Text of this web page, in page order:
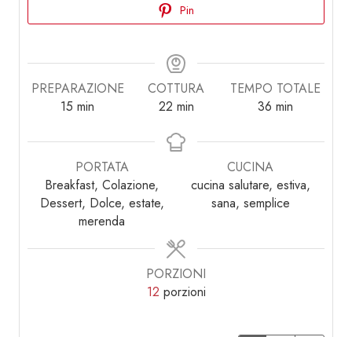
Pin
PREPARAZIONE
15minuti
min
COTTURA
22minuti
min
TEMPO TOTALE
36minuti
min
PORTATA
Breakfast, Colazione,
Dessert, Dolce, estate,
merenda
CUCINA
cucina salutare, estiva,
sana, semplice
PORZIONI
12 porzioni